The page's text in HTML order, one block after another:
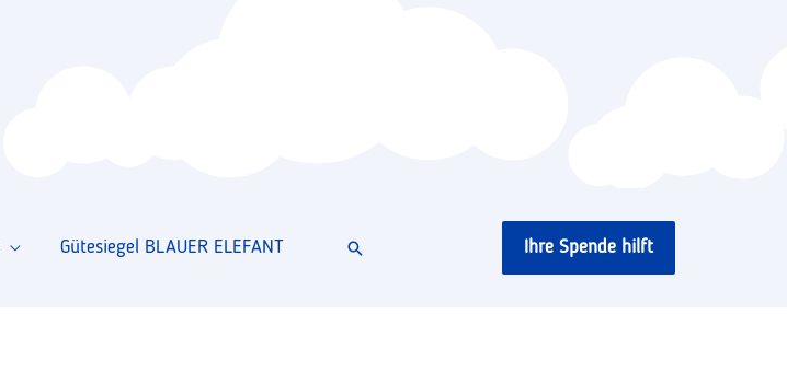
Gütesiegel BLAUER ELEFANT Suchen Ihre Spende hilft